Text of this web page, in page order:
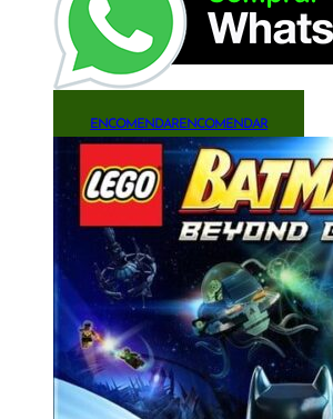
ENCOMENDARENCOMENDAR